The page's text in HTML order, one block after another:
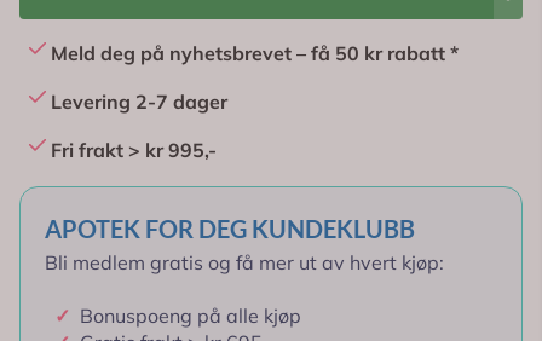
Meld deg på nyhetsbrevet – få 50 kr rabatt *
Levering 2-7 dager
Fri frakt > kr 995,-
APOTEK FOR DEG KUNDEKLUBB
Bli medlem gratis og få mer ut av hvert kjøp:
✓ Bonuspoeng på alle kjøp